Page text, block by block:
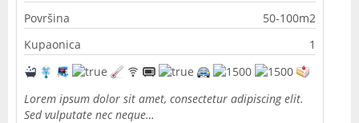
Površina
50-100m2
Kupaonica
1
Lorem ipsum dolor sit amet, consectetur adipiscing elit.
Sed vulputate nec neque…